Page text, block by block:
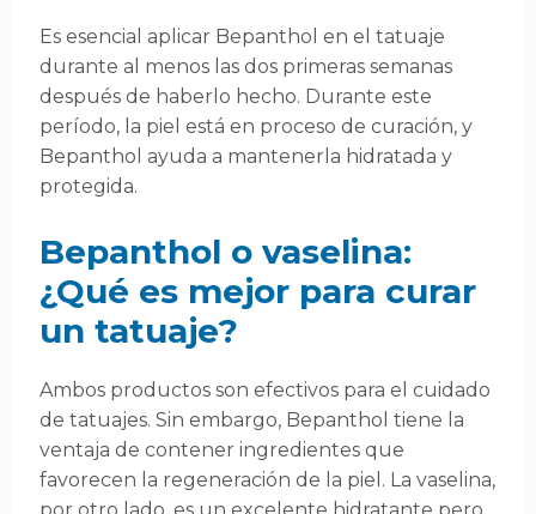
Es esencial aplicar Bepanthol en el tatuaje
durante al menos las dos primeras semanas
después de haberlo hecho. Durante este
período, la piel está en proceso de curación, y
Bepanthol ayuda a mantenerla hidratada y
protegida.
Bepanthol o vaselina:
¿Qué es mejor para curar
un tatuaje?
Ambos productos son efectivos para el cuidado
de tatuajes. Sin embargo, Bepanthol tiene la
ventaja de contener ingredientes que
favorecen la regeneración de la piel. La vaselina,